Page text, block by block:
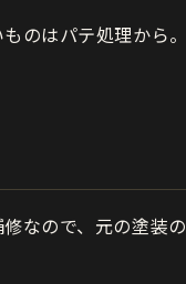
のはパテ処理から。
なので、元の塗装の